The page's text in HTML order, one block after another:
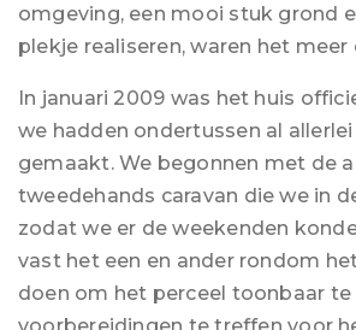
omgeving, een mooi stuk grond
plekje realiseren, waren het meer
In januari 2009 was het huis
we hadden ondertussen al
gemaakt. We begonnen met de
tweedehands caravan die we in
zodat we er de weekenden
vast het een en ander rondom
doen om het perceel toonbaar te